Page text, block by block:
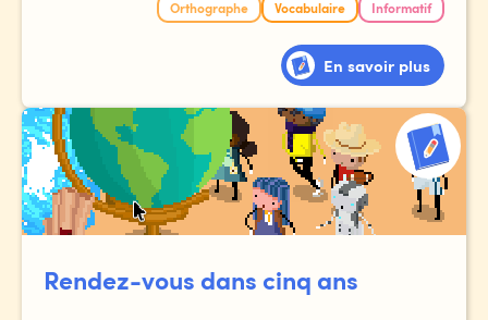
Orthographe Vocabulaire Informatif
En savoir plus
Rendez-vous dans cinq ans